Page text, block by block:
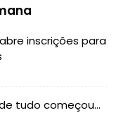
inscrições para
tudo começou...